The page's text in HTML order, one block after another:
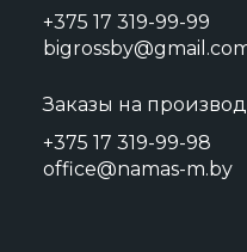
+375 17 319-99-99
Заказы на
+375 17 319-99-98
office@namas-m.by